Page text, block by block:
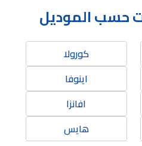
حسب الموديل
كورولا
اينوفا
افانزا
هايس